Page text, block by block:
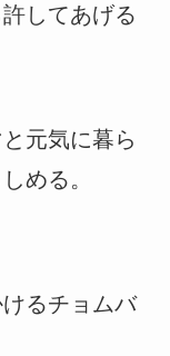
してあげる
元気に暮ら
める。
るチョムバ